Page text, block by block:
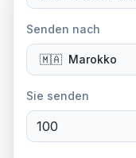
Senden nach
🇲🇦 Marokko
Sie senden